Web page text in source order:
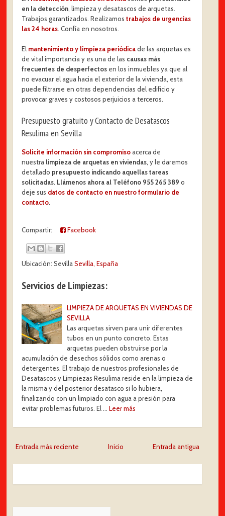
en la detección, limpieza y desatascos de arquetas.
Trabajos garantizados. Realizamostrabajos de urgencias
las 24 horas. Confía en nosotros.
El mantenimiento y limpieza periódicade las arquetas es
de vital importancia y es una de las causas más
frecuentes de desperfectos en los inmuebles ya que al
no evacuar el agua hacia el exterior de la vivienda, esta
puede filtrarse en otras dependencias del edificio y
provocar graves y costosos perjuicios a terceros.
Presupuesto gratuito y Contacto de Desatascos
Resulima en Sevilla
Solicite información sin compromiso acerca de
nuestra limpieza de arquetas en viviendas, y le daremos
detallado presupuesto indicando aquellas tareas
solicitadas. Llámenos ahora al Teléfono 955 265 389o
deje sus datos de contacto en nuestro formulario de
contacto.
Compartir: Facebook
Ubicación: SevillaSevilla, España
Servicios de Limpiezas:
LIMPIEZA DE ARQUETAS EN VIVIENDAS DE
SEVILLA
Las arquetas sirven para unir diferentes
tubos en un punto concreto. Estas
arquetas pueden obstruirse por la
acumulación de desechos sólidos como arenas o
detergentes. El trabajo de nuestros profesionales de
Desatascos y Limpiezas Resulima reside en la limpieza de
la misma y del posterior desatasco si lo hubiera,
finalizando con un limpiado con agua a presión para
evitar problemas futuros. El … Leer más
Entrada más reciente Entrada antigua
Inicio